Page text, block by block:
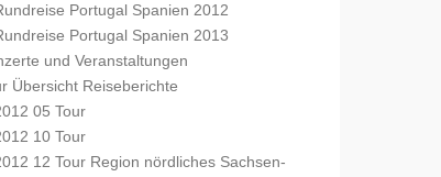
Portugal Spanien 2012
Portugal Spanien 2013
und Veranstaltungen
Übersicht Reiseberichte
05 Tour
10 Tour
12 Tour Region nördliches Sachsen-